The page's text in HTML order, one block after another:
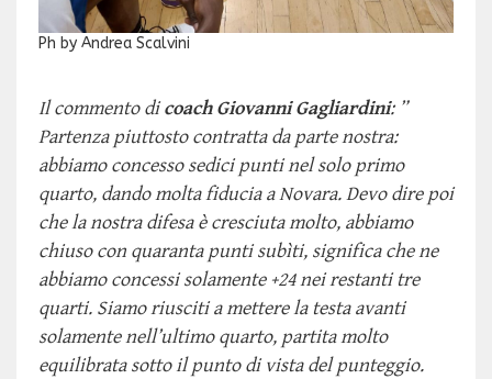
Ph by Andrea Scalvini
Il commento dicoach Giovanni Gagliardini: ”
Partenza piuttosto contratta da parte nostra:
abbiamo concesso sedici punti nel solo primo
quarto, dando molta fiducia a Novara. Devo dire poi
che la nostra difesa è cresciuta molto, abbiamo
chiuso con quaranta punti subìti, significa che ne
abbiamo concessi solamente +24 nei restanti tre
quarti. Siamo riusciti a mettere la testa avanti
solamente nell’ultimo quarto, partita molto
equilibrata sotto il punto di vista del punteggio.